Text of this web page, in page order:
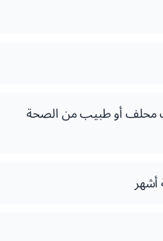
محلف أو طبيب من الصحة
أشهر